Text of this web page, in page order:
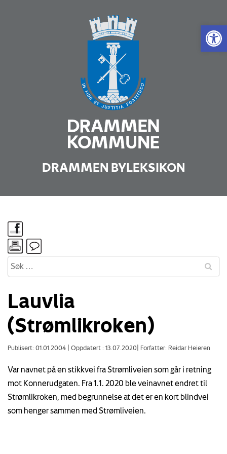
Vis
DRAMMEN BYLEKSIKON
Lauvlia
(Strømlikroken)
Publisert: 01.01.2004 Oppdatert : 13.07.2020 Forfatter: Reidar Heieren
Var navnet på en stikkvei fra Strømliveien som går i retning
mot Konnerudgaten. Fra 1.1. 2020 ble veinavnet endret til
Strømlikroken, med begrunnelse at det er en kort blindvei
som henger sammen med Strømliveien.